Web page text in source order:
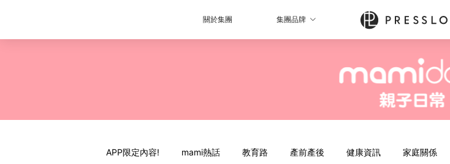
關於集團 集團品牌
APP限定內容! mami熱話 教育路 產前產後 健康資訊 家庭關係